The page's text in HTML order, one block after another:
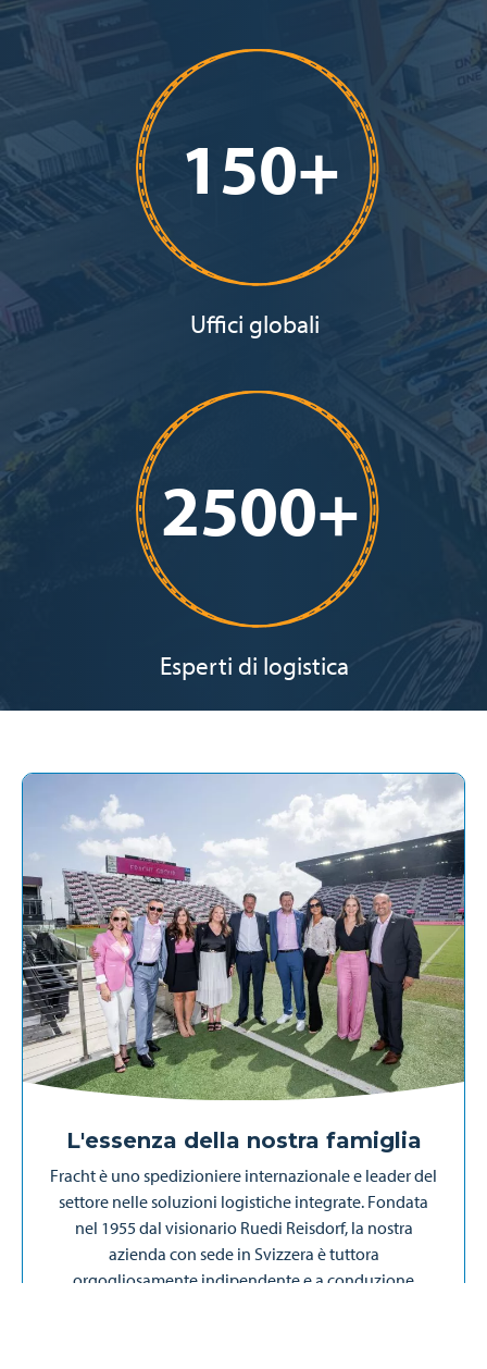
150+
Uffici globali
2500+
Esperti di logistica
L'essenza della nostra famiglia
Fracht è uno spedizioniere internazionale e leader del
settore nelle soluzioni logistiche integrate. Fondata
nel 1955 dal visionario Ruedi Reisdorf, la nostra
azienda con sede in Svizzera è tuttora
orgogliosamente indipendente e a conduzione